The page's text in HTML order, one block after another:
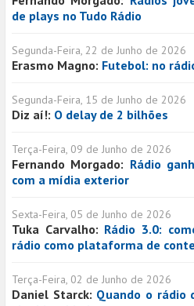
de plays no Tudo Rádio
Segunda-Feira, 22 de Junho de 2026
Erasmo Magno: Futebol: no
Segunda-Feira, 15 de Junho de 2026
Diz aí!: O delay de 2 bilhões
Terça-Feira, 09 de Junho de 2026
Fernando Morgado: Rádio
com a mídia exterior
Sexta-Feira, 05 de Junho de 2026
Tuka Carvalho: Rádio 3.0:
rádio como plataforma de
Terça-Feira, 02 de Junho de 2026
Daniel Starck: Quando o rádio